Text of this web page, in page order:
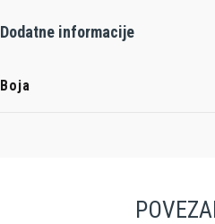
Dodatne informacije
Boja